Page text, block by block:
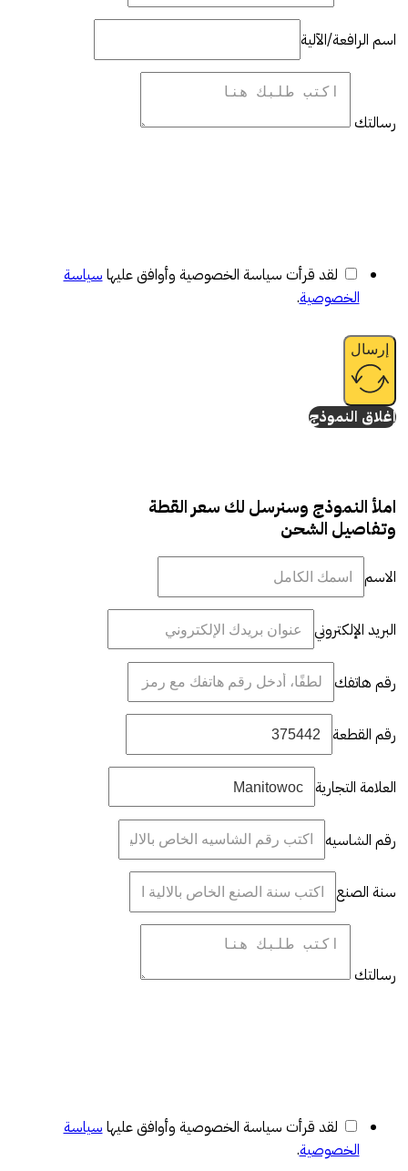
اسم الرافعة/الآلية
رسالتك
لقد قرأت سياسة الخصوصية وأوافق عليها سياسة
الخصوصية.
إرسال
إغلاق النموذج
املأ النموذج وسنرسل لك سعر القطة
وتفاصيل الشحن
الاسم
البريد الإلكتروني
رقم هاتفك
رقم القطعة
العلامة التجارية
رقم الشاسيه
سنة الصنع
رسالتك
لقد قرأت سياسة الخصوصية وأوافق عليها سياسة
الخصوصية.